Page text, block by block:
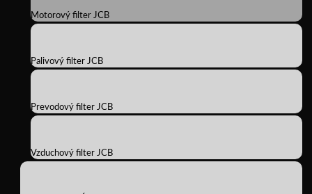
Motorový filter JCB
Palivový filter JCB
Prevodový filter JCB
Vzduchový filter JCB